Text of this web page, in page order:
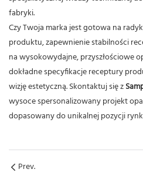
fabryki.
Czy Twoja marka jest gotowa na
produktu, zapewnienie stabilności
na wysokowydajne, przyszłościowe
dokładne specyfikacje receptury
wizję estetyczną. Skontaktuj się z
wysoce spersonalizowany projekt
dopasowany do unikalnej pozycji
Prev.